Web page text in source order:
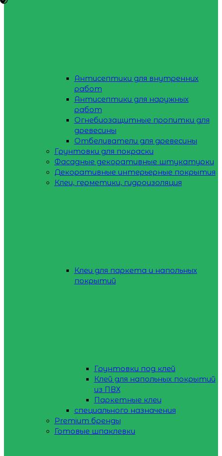
Антисептики для внутренних
работ
Антисептики для наружных
работ
Огнебиозащитные пропитки для
древесины
Отбеливатели для древесины
Грунтовки для покраски
Фасадные декоративные штукатурки
Декоративные интерьерные покрытия
Клеи, герметики, гидроизоляция
Клеи для паркета и напольных
покрытий
Грунтовки под клей
Клей для напольных покрытий
из ПВХ
Паркетные клеи
специального назначения
Premium бренды
Готовые шпаклевки